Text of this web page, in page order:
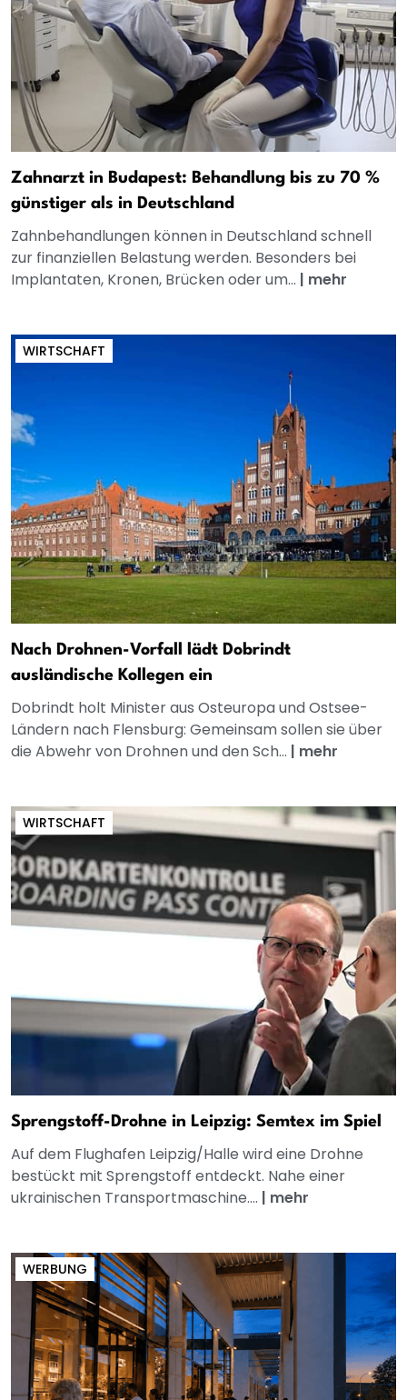
Zahnarzt in Budapest: Behandlung bis zu 70 %
günstiger als in Deutschland
Zahnbehandlungen können in Deutschland schnell
zur finanziellen Belastung werden. Besonders bei
Implantaten, Kronen, Brücken oder um... | mehr
WIRTSCHAFT
Nach Drohnen-Vorfall lädt Dobrindt
ausländische Kollegen ein
Dobrindt holt Minister aus Osteuropa und Ostsee-
Ländern nach Flensburg: Gemeinsam sollen sie über
die Abwehr von Drohnen und den Sch... | mehr
WIRTSCHAFT
Sprengstoff-Drohne in Leipzig: Semtex im Spiel
Auf dem Flughafen Leipzig/Halle wird eine Drohne
bestückt mit Sprengstoff entdeckt. Nahe einer
ukrainischen Transportmaschine.... | mehr
WERBUNG